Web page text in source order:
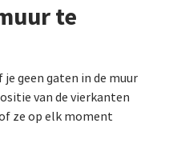
te
geen gaten in de muur
van de vierkanten
ze op elk moment